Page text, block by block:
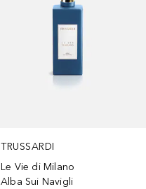
TRUSSARDI
Le Vie di Milano
Alba Sui Navigli